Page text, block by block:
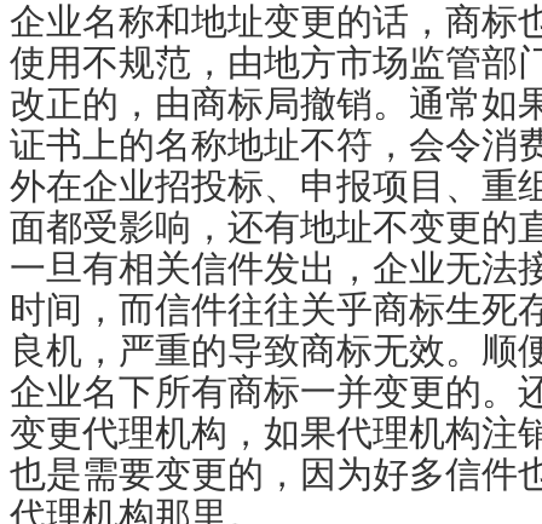
企业名称和地址变更的话，商标
使用不规范，由地方市场监管部
改正的，由商标局撤销。通常如
证书上的名称地址不符，会令消
外在企业招投标、申报项目、重
面都受影响，还有地址不变更的
一旦有相关信件发出，企业无法
时间，而信件往往关乎商标生死
良机，严重的导致商标无效。顺
企业名下所有商标一并变更的。
变更代理机构，如果代理机构注
也是需要变更的，因为好多信件
代理机构那里。